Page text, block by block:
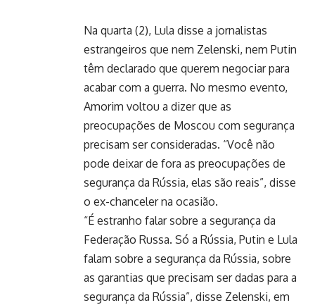
Na quarta (2), Lula disse a jornalistas
estrangeiros que nem Zelenski, nem Putin
têm declarado que querem negociar para
acabar com a guerra. No mesmo evento,
Amorim voltou a dizer que as
preocupações de Moscou com segurança
precisam ser consideradas. “Você não
pode deixar de fora as preocupações de
segurança da Rússia, elas são reais”, disse
o ex-chanceler na ocasião.
“É estranho falar sobre a segurança da
Federação Russa. Só a Rússia, Putin e Lula
falam sobre a segurança da Rússia, sobre
as garantias que precisam ser dadas para a
segurança da Rússia”, disse Zelenski, em